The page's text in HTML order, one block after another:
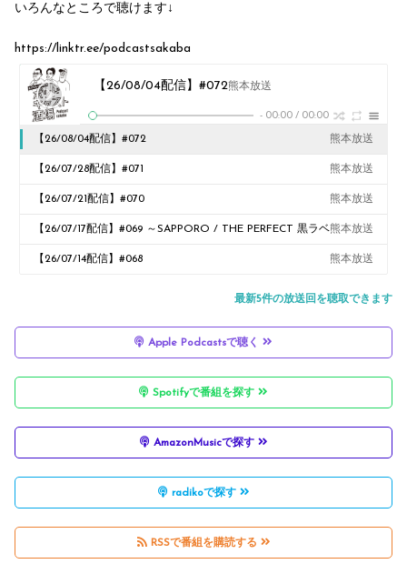
いろんなところで聴けます↓
https://linktr.ee/podcastsakaba
【26/08/04配信】#072熊本放送
- 00:00 / 00:00
【26/08/04配信】#072 熊本放送
【26/07/28配信】#071 熊本放送
【26/07/21配信】#070 熊本放送
【26/07/17配信】#069 ～SAPPORO / THE PERFECT 黒ラベ
ル WAGON -LIVE DRAFT- コラボ回～
熊本放送
【26/07/14配信】#068 熊本放送
最新5件の放送回を聴取できます
Apple Podcastsで聴く
Spotifyで番組を探す
AmazonMusicで探す
radikoで探す
RSSで番組を購読する